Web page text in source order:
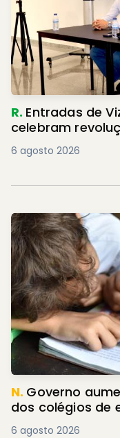
R. Entradas de
celebram
6 agosto 2026
N. Governo
dos colégios de
6 agosto 2026